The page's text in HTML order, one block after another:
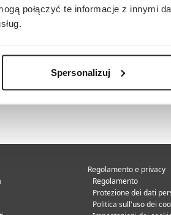
połączyć te informacje z innymi
Spersonalizuj
Regolamento e privacy
Regolamento
Protezione dei dati
Politica sull'uso dei